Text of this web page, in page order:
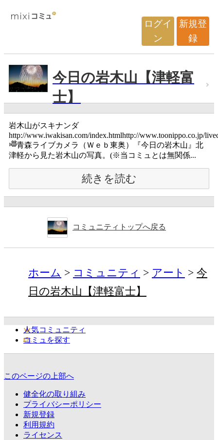
ログイ
ン
新規登
録
今日の岩木山【津軽富
士】
岩木山がスキナンダ
http://www.iwakisan.com/index.htmlhttp://www.toonippo.co.jp/
青森ライブカメラ（Ｗｅｂ東奥）『今日の岩木山』北
津軽から見た岩木山の写真。(※当コミュとは無関係...
続きを読む
コミュニティトップへ戻る
ホーム コミュニティ アート
今
日の岩木山【津軽富士】
人気コミュニティ
コミュを探す
このページの上部へ
健全化の取り組み
プライバシーポリシー
新規登録
利用規約
ライセンス